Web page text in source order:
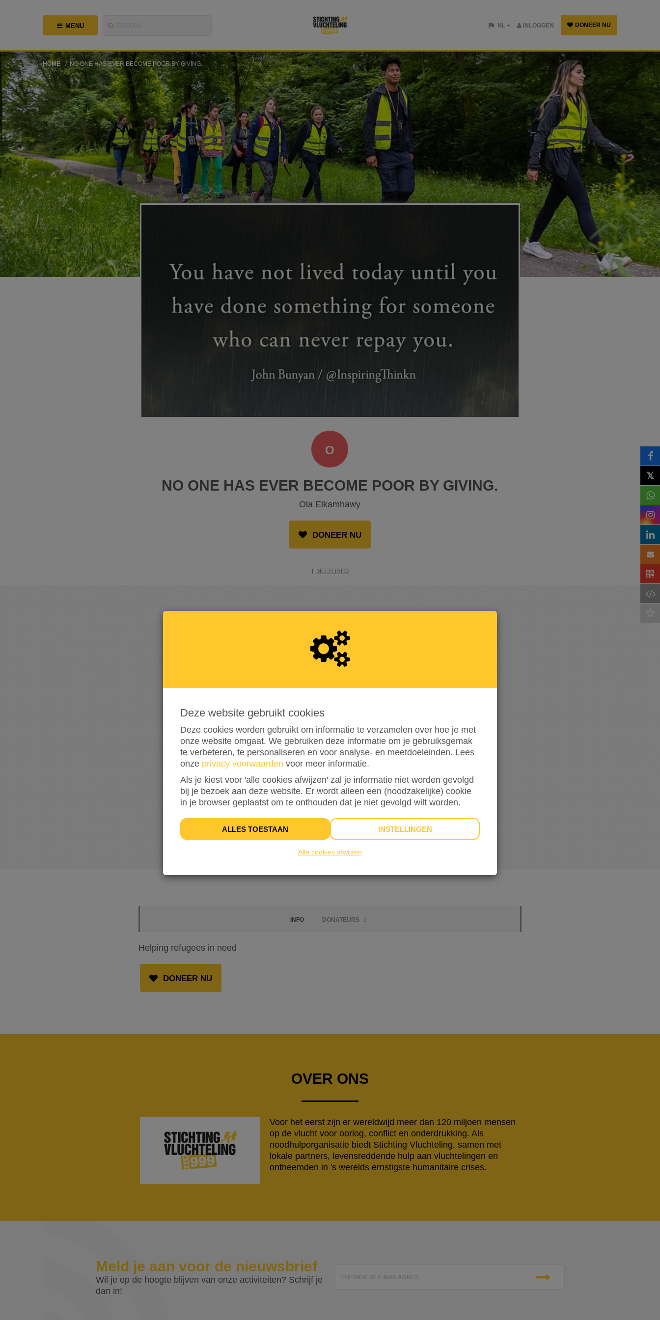
MENU DONEER NU
INLOGGEN
NL
HOME NO ONE HAS EVER BECOME POOR BY GIVING.
O
NO ONE HAS EVER BECOME POOR BY GIVING.
Ola Elkamhawy
DONEER NU
MEER INFO
OPGEHAALD
1 2 5
25% bereikt van mijn streefbedrag
2
DONATIES
INFO DONATEURS 2
Helping refugees in need
DONEER NU
OVER ONS
Voor het eerst zijn er wereldwijd meer dan 120 miljoen mensen
op de vlucht voor oorlog, conflict en onderdrukking. Als
noodhulporganisatie biedt Stichting Vluchteling, samen met
lokale partners, levensreddende hulp aan vluchtelingen en
ontheemden in 's werelds ernstigste humanitaire crises.
Meld je aan voor de nieuwsbrief
Wil je op de hoogte blijven van onze activiteiten? Schrijf je
dan in!
TYP HIER JE E-MAILADRES
𝕏
Deze website gebruikt cookies
Deze cookies worden gebruikt om informatie te verzamelen over hoe je met
onze website omgaat. We gebruiken deze informatie om je gebruiksgemak
te verbeteren, te personaliseren en voor analyse- en meetdoeleinden. Lees
onze privacy voorwaarden voor meer informatie.
Als je kiest voor 'alle cookies afwijzen' zal je informatie niet worden gevolgd
bij je bezoek aan deze website. Er wordt alleen een (noodzakelijke) cookie
in je browser geplaatst om te onthouden dat je niet gevolgd wilt worden.
ALLES TOESTAAN INSTELLINGEN
Alle cookies afwijzen